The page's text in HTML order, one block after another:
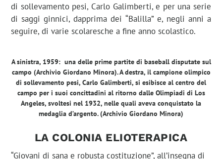
di sollevamento pesi, Carlo Galimberti, e per una serie
di saggi ginnici, dapprima dei “Balilla” e, negli anni a
seguire, di varie scolaresche a fine anno scolastico.
A sinistra, 1959: una delle prime partite di baseball disputate sul
campo (Archivio Giordano Minora). A destra, il campione olimpico
di sollevamento pesi, Carlo Galimberti, si esibisce al centro del
campo per i suoi concittadini al ritorno dalle Olimpiadi di Los
Angeles, svoltesi nel 1932, nelle quali aveva conquistato la
medaglia d’argento.(Archivio Giordano Minora)
LA COLONIA ELIOTERAPICA
“Giovani di sana e robusta costituzione”, all’insegna di